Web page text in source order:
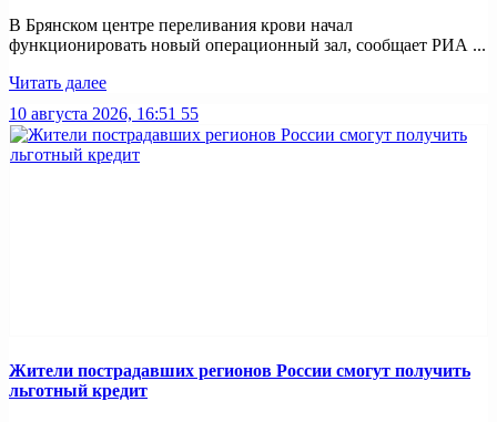
В Брянском центре переливания крови начал
функционировать новый операционный зал, сообщает РИА ...
Читать далее
10 августа 2026, 16:51 55
Жители пострадавших регионов России смогут получить
льготный кредит